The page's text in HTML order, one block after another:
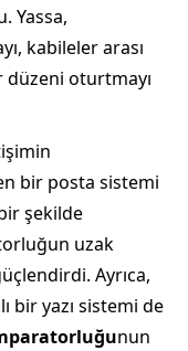
Yassa,
kabileler arası
düzeni oturtmayı
bir posta sistemi
şekilde
uzak
Ayrıca,
bir yazı sistemi de
nun